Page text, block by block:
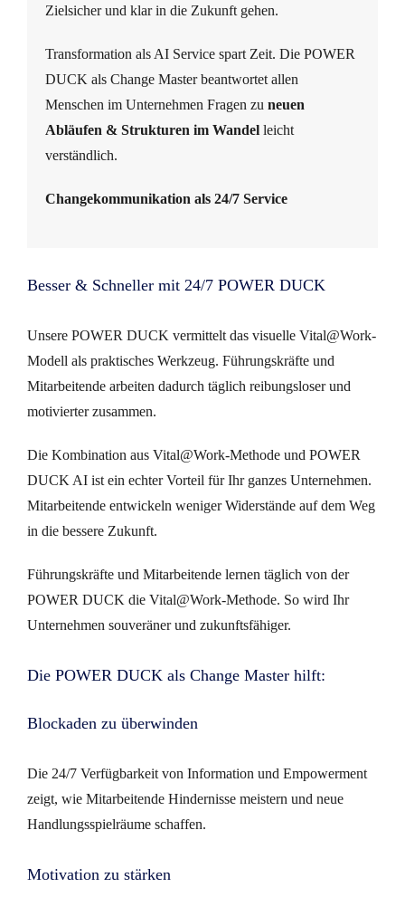
Zielsicher und klar in die Zukunft gehen.
Transformation als AI Service spart Zeit. Die POWER
DUCK als Change Master beantwortet allen
Menschen im Unternehmen Fragen zu neuen
Abläufen & Strukturen im Wandelleicht
verständlich.
Changekommunikation als 24/7 Service
Besser & Schneller mit 24/7 POWER DUCK
Unsere POWER DUCK vermittelt das visuelle Vital@Work-
Modell als praktisches Werkzeug. Führungskräfte und
Mitarbeitende arbeiten dadurch täglich reibungsloser und
motivierter zusammen.
Die Kombination aus Vital@Work-Methode und POWER
DUCK AI ist ein echter Vorteil für Ihr ganzes Unternehmen.
Mitarbeitende entwickeln weniger Widerstände auf dem Weg
in die bessere Zukunft.
Führungskräfte und Mitarbeitende lernen täglich von der
POWER DUCK die Vital@Work-Methode. So wird Ihr
Unternehmen souveräner und zukunftsfähiger.
Die POWER DUCK als Change Master hilft:
Blockaden zu überwinden
Die 24/7 Verfügbarkeit von Information und Empowerment
zeigt, wie Mitarbeitende Hindernisse meistern und neue
Handlungsspielräume schaffen.
Motivation zu stärken